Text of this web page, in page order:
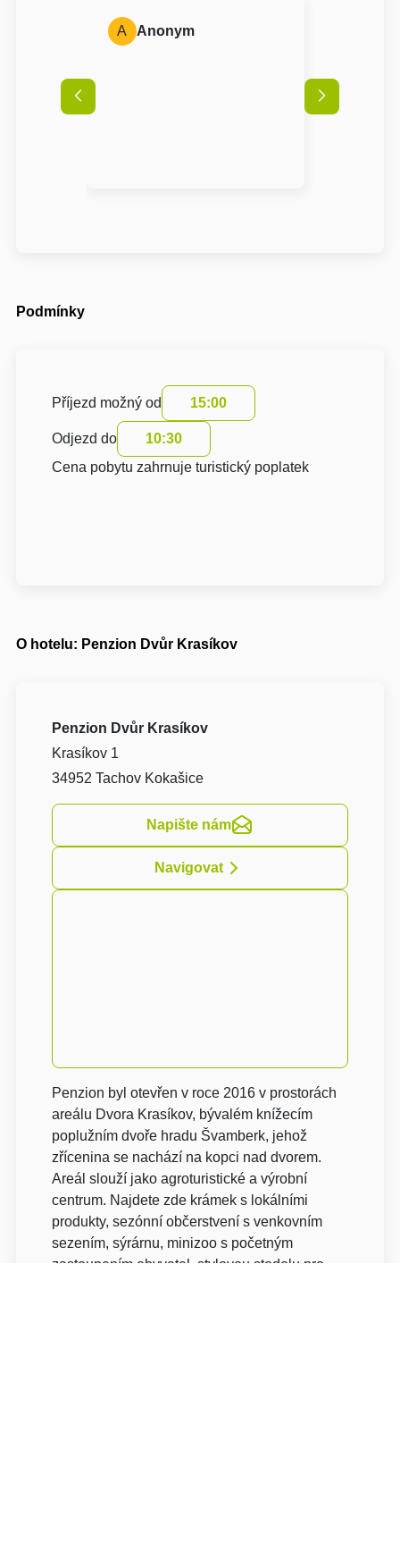
A Anonym
Podmínky
Příjezd možný od 15:00
Odjezd do
10:30
Cena pobytu zahrnuje turistický poplatek
O hotelu: Penzion Dvůr Krasíkov
Penzion Dvůr Krasíkov
Krasíkov 1
34952 Tachov Kokašice
Napište nám
Navigovat
Penzion byl otevřen v roce 2016 v prostorách
areálu Dvora Krasíkov, bývalém knížecím
poplužním dvoře hradu Švamberk, jehož
zřícenina se nachází na kopci nad dvorem.
Areál slouží jako agroturistické a výrobní
centrum. Najdete zde krámek s lokálními
produkty, sezónní občerstvení s venkovním
sezením, sýrárnu, minizoo s početným
zastoupením obyvatel, stylovou stodolu pro